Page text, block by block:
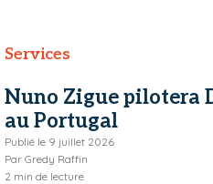
Services
Nuno Zigue pilotera
au Portugal
Publié le 9 juillet 2026
Par Gredy Raffin
2 min de lecture